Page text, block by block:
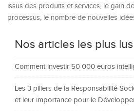
issus des produits et services, le gain
processus, le nombre de nouvelles
Nos articles les plus lus
Comment investir 50 000 euros
Les 3 piliers de la Responsabilité
et leur importance pour le